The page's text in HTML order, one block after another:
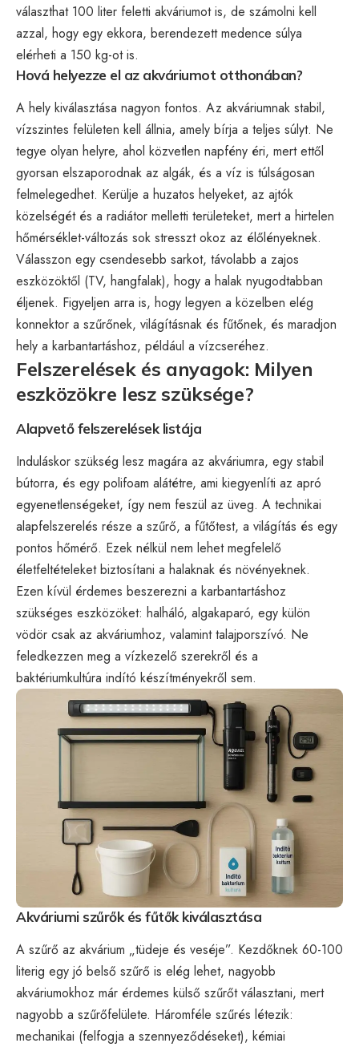
választhat 100 liter feletti akváriumot is, de számolni kell
azzal, hogy egy ekkora, berendezett medence súlya
elérheti a 150 kg-ot is.
Hová helyezze el az akváriumot otthonában?
A hely kiválasztása nagyon fontos. Az akváriumnak stabil,
vízszintes felületen kell állnia, amely bírja a teljes súlyt. Ne
tegye olyan helyre, ahol közvetlen napfény éri, mert ettől
gyorsan elszaporodnak az algák, és a víz is túlságosan
felmelegedhet. Kerülje a huzatos helyeket, az ajtók
közelségét és a radiátor melletti területeket, mert a hirtelen
hőmérséklet-változás sok stresszt okoz az élőlényeknek.
Válasszon egy csendesebb sarkot, távolabb a zajos
eszközöktől (TV, hangfalak), hogy a halak nyugodtabban
éljenek. Figyeljen arra is, hogy legyen a közelben elég
konnektor a szűrőnek, világításnak és fűtőnek, és maradjon
hely a karbantartáshoz, például a vízcseréhez.
Felszerelések és anyagok: Milyen
eszközökre lesz szüksége?
Alapvető felszerelések listája
Induláskor szükség lesz magára az akváriumra, egy stabil
bútorra, és egy polifoam alátétre, ami kiegyenlíti az apró
egyenetlenségeket, így nem feszül az üveg. A technikai
alapfelszerelés része a szűrő, a fűtőtest, a világítás és egy
pontos hőmérő. Ezek nélkül nem lehet megfelelő
életfeltételeket biztosítani a halaknak és növényeknek.
Ezen kívül érdemes beszerezni a karbantartáshoz
szükséges eszközöket: halháló, algakaparó, egy külön
vödör csak az akváriumhoz, valamint talajporszívó. Ne
feledkezzen meg a vízkezelő szerekről és a
baktériumkultúra indító készítményekről sem.
Akváriumi szűrők és fűtők kiválasztása
A szűrő az akvárium „tüdeje és veséje”. Kezdőknek 60-100
literig egy jó belső szűrő is elég lehet, nagyobb
akváriumokhoz már érdemes külső szűrőt választani, mert
nagyobb a szűrőfelülete. Háromféle szűrés létezik:
mechanikai (felfogja a szennyeződéseket), kémiai